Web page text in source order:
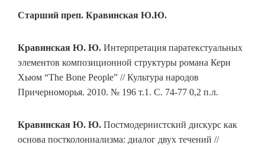
Старший преп. Кравинская Ю.Ю.
Кравинская Ю. Ю. Интерпретация паратекстуальных
элементов композиционной структуры романа Кери
Хьюм “The Bone People” // Культура народов
Причерноморья. 2010. № 196 т.1. C. 74‑77 0,2 п.л.
Кравинская Ю. Ю. Постмодернистский дискурс как
основа постколониализма: диалог двух течений //